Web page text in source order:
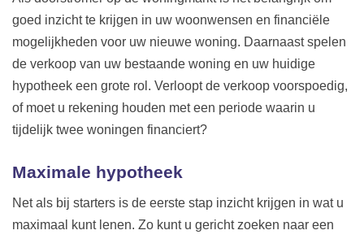
goed inzicht te krijgen in uw woonwensen en financiële
mogelijkheden voor uw nieuwe woning. Daarnaast spelen
de verkoop van uw bestaande woning en uw huidige
hypotheek een grote rol. Verloopt de verkoop voorspoedig,
of moet u rekening houden met een periode waarin u
tijdelijk twee woningen financiert?
Maximale hypotheek
Net als bij starters is de eerste stap inzicht krijgen in wat u
maximaal kunt lenen. Zo kunt u gericht zoeken naar een